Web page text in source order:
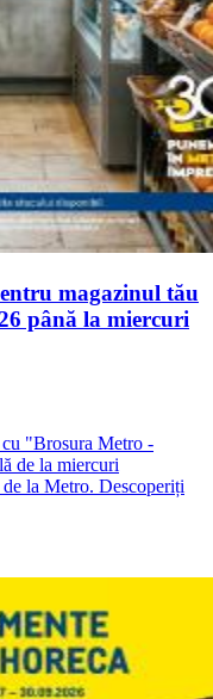
magazinul tău
până la miercuri
cu "Brosura Metro -
de la miercuri
la Metro. Descoperiți